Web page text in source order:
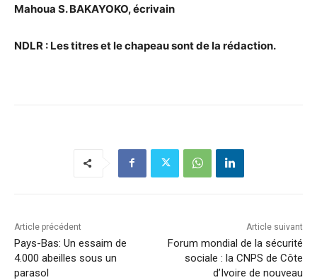
Mahoua S. BAKAYOKO, écrivain
NDLR : Les titres et le chapeau sont de la rédaction.
Article précédent
Pays-Bas: Un essaim de
4.000 abeilles sous un
parasol
Article suivant
Forum mondial de la sécurité
sociale : la CNPS de Côte
d’Ivoire de nouveau